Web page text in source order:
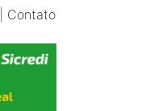
Contato